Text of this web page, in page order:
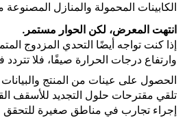
الكابينات المحمولة والمنازل المصنوعة
انتهت المعرض، لكن الحوار مستمر.
إذا كنت تواجه أيضًا التحدي المزدوج
وارتفاع درجات الحرارة صيفًا، فلا تتردد
الحصول على عينات من المنتج
تلقي مقترحات حلول التجديد للأسقف
إجراء تجارب في مناطق صغيرة للتحقق